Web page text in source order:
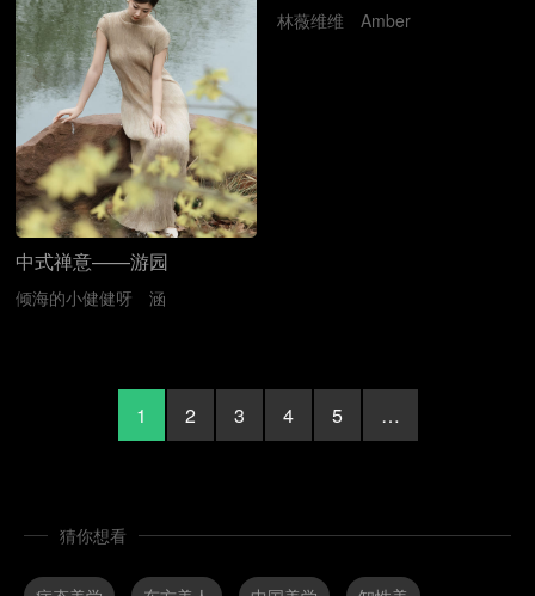
林薇维维 Amber
中式禅意——游园
倾海的小健健呀 涵
1 2 3 4 5 …
猜你想看